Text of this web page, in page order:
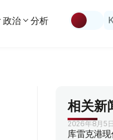
政治 分析
相关新
2026年8月5
库雷克港